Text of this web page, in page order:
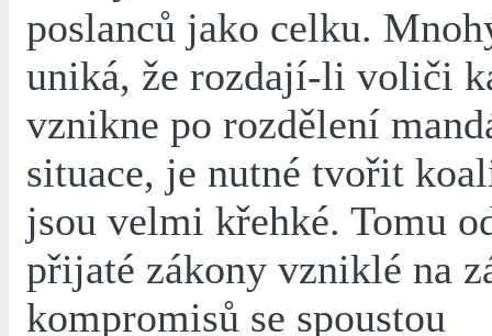
poslanců jako celku.
uniká, že rozdají-li voliči
vznikne po rozdělení
situace, je nutné tvořit
jsou velmi křehké. Tomu
přijaté zákony vzniklé na
kompromisů se spoustou